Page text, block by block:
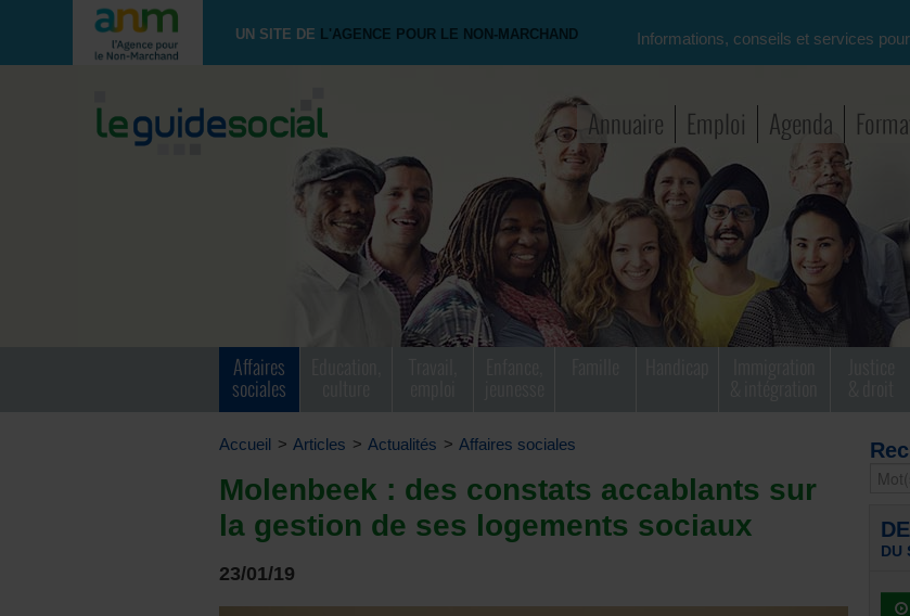
UN SITE DE L'AGENCE POUR LE NON-MARCHAND Informations, conseils et services
Annuaire Emploi Agenda
Affaires
sociales
Accueil > Articles > Actualités > Affaires sociales
Molenbeek : des constats accablants sur
la gestion de ses logements sociaux
23/01/19
DU